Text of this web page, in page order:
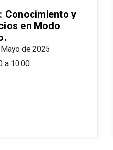
Conocimiento y
en Modo
de 2025
a 10:00